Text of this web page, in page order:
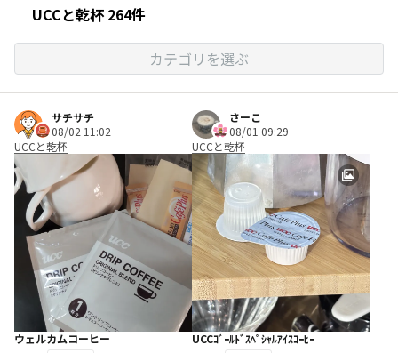
UCCと乾杯 264件
カテゴリを選ぶ
サチサチ
08/02 11:02
UCCと乾杯
ウェルカムコーヒー
さーこ
08/01 09:29
UCCと乾杯
UCCｺﾞｰﾙﾄﾞｽﾍﾟｼｬﾙｱｲｽｺｰﾋｰ